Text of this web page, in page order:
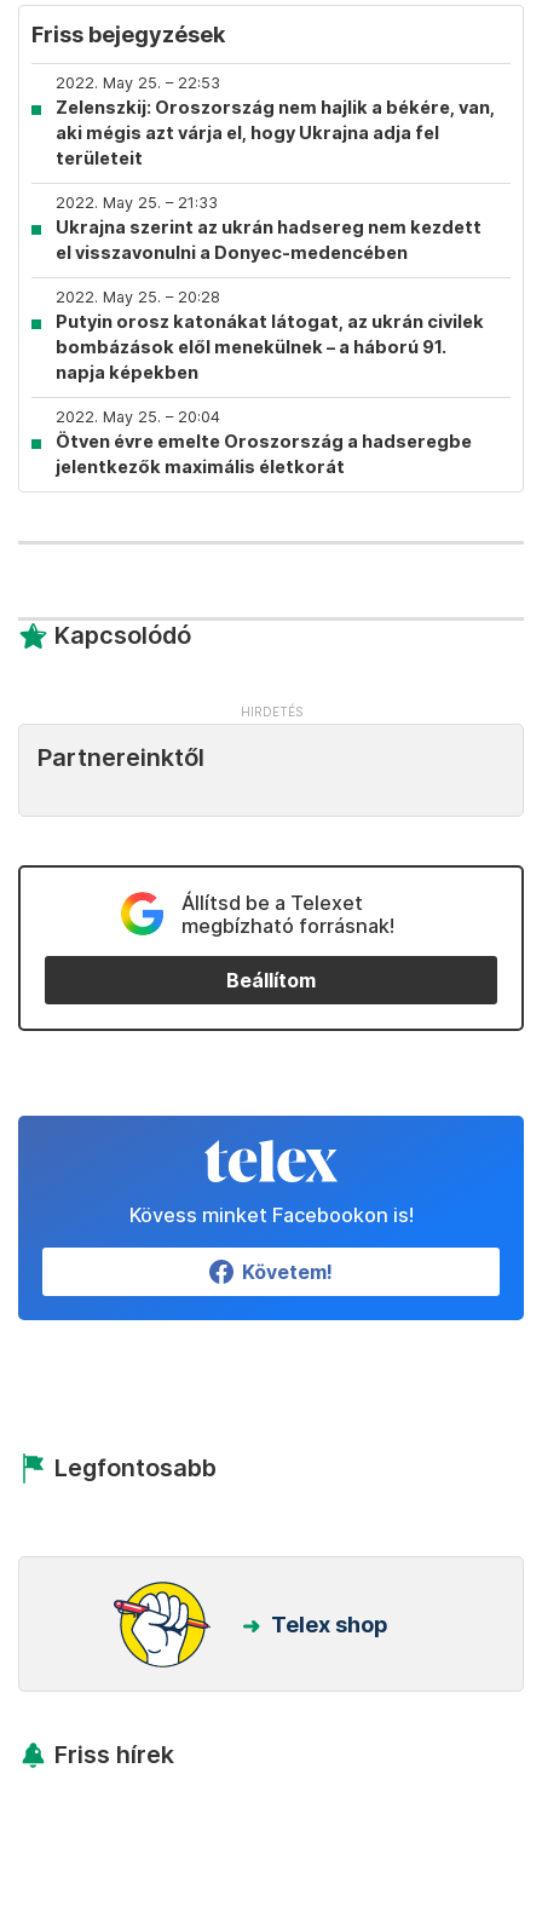
Friss bejegyzések
2022. May 25. – 22:53
Zelenszkij: Oroszország nem hajlik a békére, van,
aki mégis azt várja el, hogy Ukrajna adja fel
területeit
2022. May 25. – 21:33
Ukrajna szerint az ukrán hadsereg nem kezdett
el visszavonulni a Donyec-medencében
2022. May 25. – 20:28
Putyin orosz katonákat látogat, az ukrán civilek
bombázások elől menekülnek – a háború 91.
napja képekben
2022. May 25. – 20:04
Ötven évre emelte Oroszország a hadseregbe
jelentkezők maximális életkorát
Kapcsolódó
Partnereinktől
Állítsd be a Telexet
megbízható forrásnak!
Beállítom
Kövess minket Facebookon is!
Követem!
Legfontosabb
Telex shop
Friss hírek